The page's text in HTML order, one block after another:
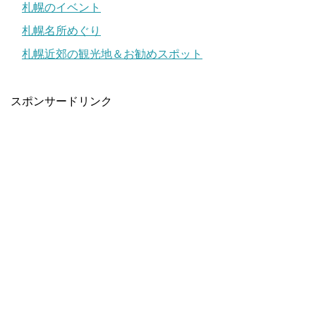
札幌のイベント
札幌名所めぐり
札幌近郊の観光地＆お勧めスポット
スポンサードリンク